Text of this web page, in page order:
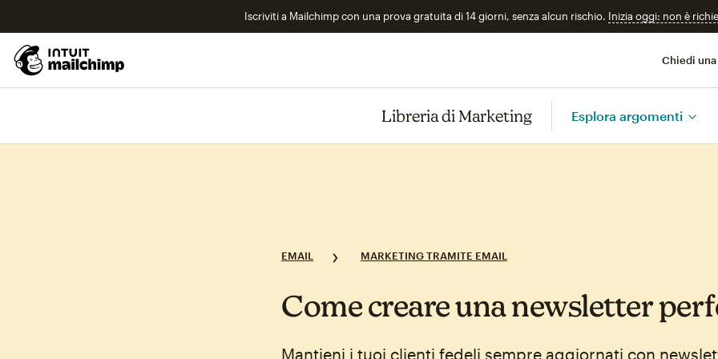
Iscriviti a Mailchimp con una prova gratuita di 14 giorni, senza alcun rischio. Inizia oggi: non è
Chiedi
Libreria di Marketing Esplora argomenti
EMAIL MARKETING TRAMITE EMAIL
Come creare una newsletter
Mantieni i tuoi clienti fedeli sempre aggiornati con